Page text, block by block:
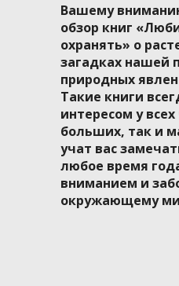
Вашему
обзор книг
охранять» о
загадках нашей
природных
Такие книги
интересом у
больших, так и
учат вас
любое время
вниманием и
окружающему